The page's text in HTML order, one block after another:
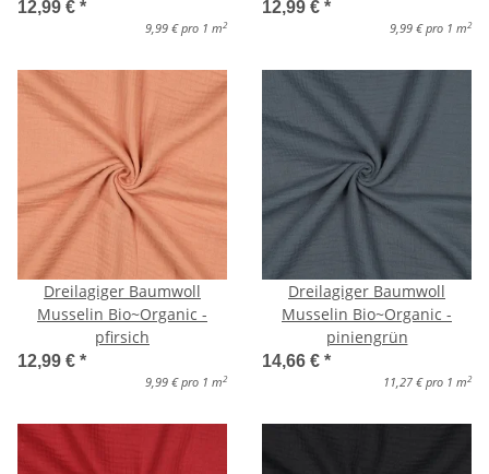
12,99 € *
9,99 € pro 1 m 2
12,99 € *
9,99 € pro 1 m 2
Dreilagiger Baumwoll
Musselin Bio~Organic -
pfirsich
12,99 € *
9,99 € pro 1 m 2
Dreilagiger Baumwoll
Musselin Bio~Organic -
piniengrün
14,66 € *
11,27 € pro 1 m 2